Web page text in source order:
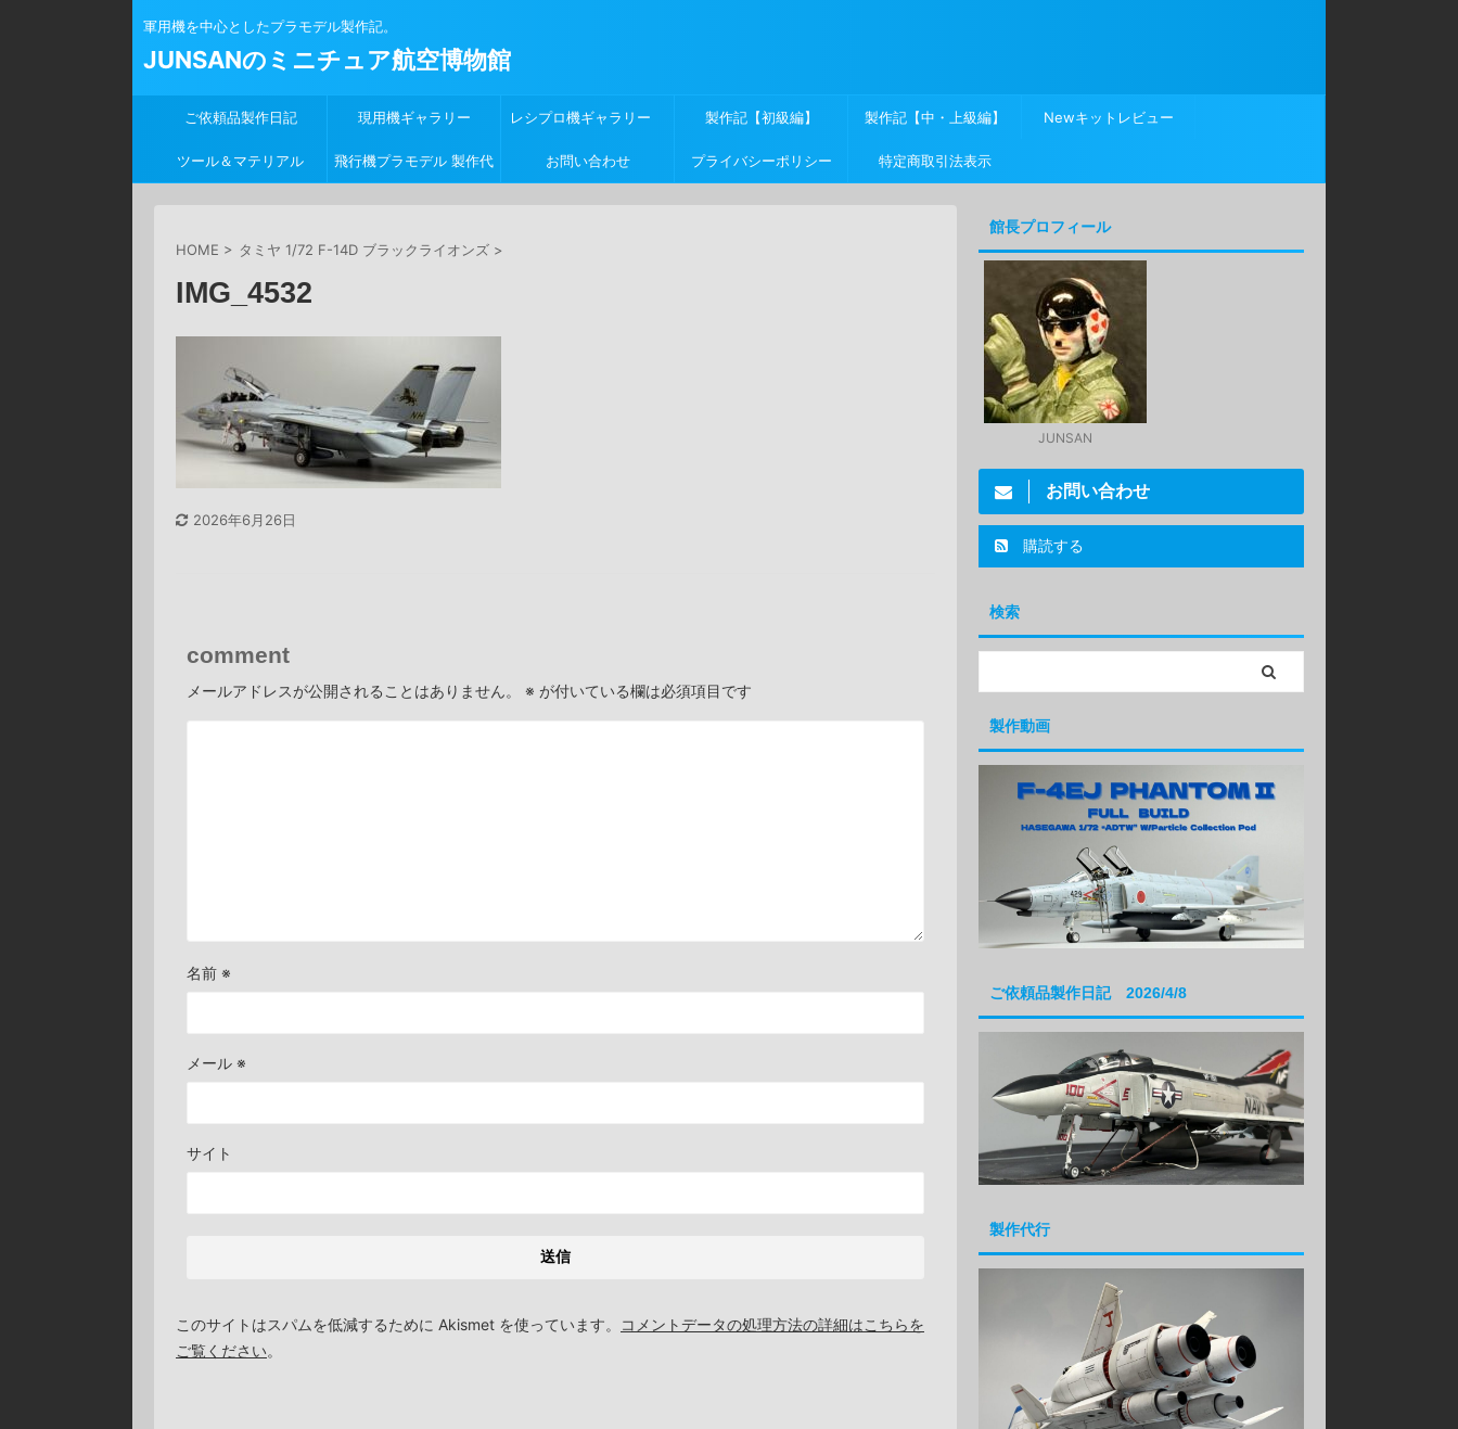
軍用機を中心としたプラモデル製作記。
JUNSANのミニチュア航空博物館
ご依頼品製作日記 現用機ギャラリー レシプロ機ギャラリー 製作記【初級編】 製作記【中・上級編】 Newキットレビュー
ツール＆マテリアル 飛行機プラモデル 製作代 お問い合わせ プライバシーポリシー 特定商取引法表示
HOME > タミヤ 1/72 F-14D ブラックライオンズ >
IMG_4532
2026年6月26日
comment
メールアドレスが公開されることはありません。 ※ が付いている欄は必須項目です
名前 ※
メール ※
サイト
このサイトはスパムを低減するために Akismet を使っています。
コメントデータの処理方法の詳細はこちらを
ご覧ください。
館長プロフィール
JUNSAN
お問い合わせ
購読する
検索
製作動画
ご依頼品製作日記 2026/4/8
製作代行